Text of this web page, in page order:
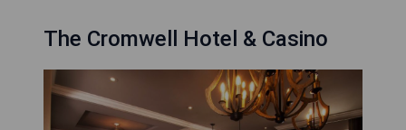
The Cromwell Hotel & Casino